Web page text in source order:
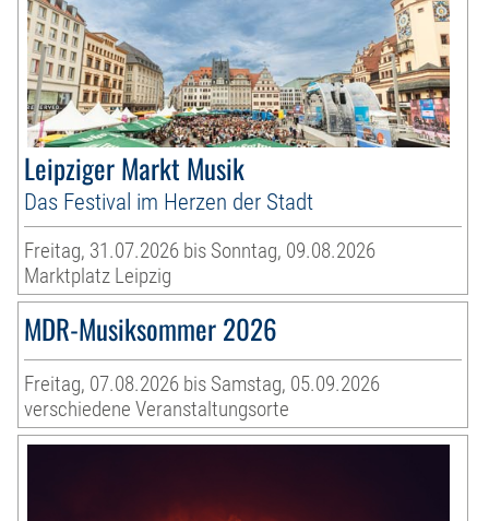
Leipziger Markt Musik
Das Festival im Herzen der Stadt
Freitag, 31.07.2026 bis Sonntag, 09.08.2026
Marktplatz Leipzig
MDR-Musiksommer 2026
Freitag, 07.08.2026 bis Samstag, 05.09.2026
verschiedene Veranstaltungsorte